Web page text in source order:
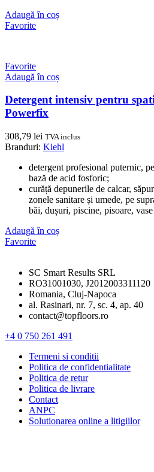
Adaugă în coș
Favorite
Favorite
Adaugă în coș
Detergent intensiv pentru
Powerfix
308,79 lei TVA inclus
Branduri: Kiehl
detergent profesional puternic,
bază de acid fosforic;
curăță depunerile de calcar,
zonele sanitare și umede, pe
băi, dușuri, piscine, pisoare,
Adaugă în coș
Favorite
SC Smart Results SRL
RO31001030, J2012003311120
Romania, Cluj-Napoca
al. Rasinari, nr. 7, sc. 4, ap. 40
contact@topfloors.ro
+4 0 750 261 491
Termeni si conditii
Politica de confidentialitate
Politica de retur
Politica de livrare
Contact
ANPC
Solutionarea online a litigiilor